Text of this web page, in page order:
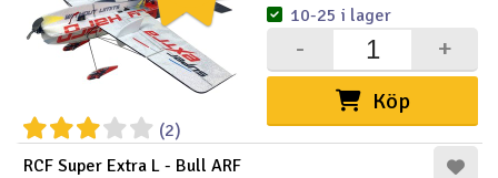
(2)
Köp
+
-
10-25 i lager
RCF Super Extra L - Bull ARF